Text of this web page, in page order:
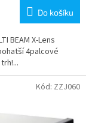
Do košíku
BEAM X-Lens
4palcové
Kód: ZZJ060